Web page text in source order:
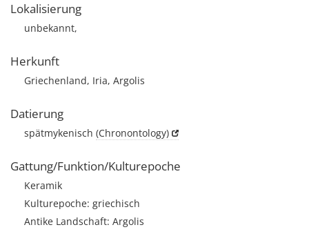
Lokalisierung
unbekannt,
Herkunft
Griechenland, Iria, Argolis
Datierung
spätmykenisch (Chronontology)
Gattung/Funktion/Kulturepoche
Keramik
Kulturepoche: griechisch
Antike Landschaft: Argolis